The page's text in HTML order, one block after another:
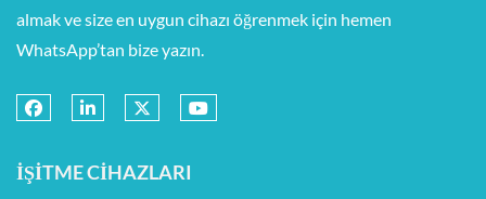
almak ve size en uygun cihazı öğrenmek için hemen
WhatsApp’tan bize yazın.
İŞITME CIHAZLARI